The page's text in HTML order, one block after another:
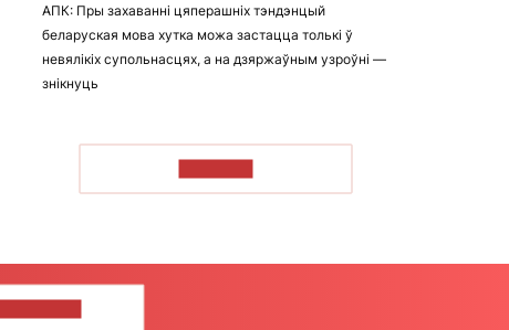
АПК: Пры захаванні цяперашніх тэндэнцый
беларуская мова хутка можа застацца толькі ў
невялікіх супольнасцях, а на дзяржаўным узроўні —
знікнуць